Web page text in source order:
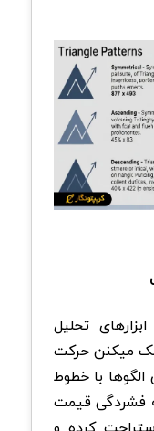
تحلیل
میکنن حرکت
با خطوط
فشردگی قیمت